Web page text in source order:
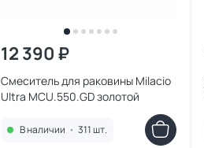
12 390 ₽
Смеситель для раковины Milacio
Ultra MCU.550.GD золотой
В наличии • 311 шт.